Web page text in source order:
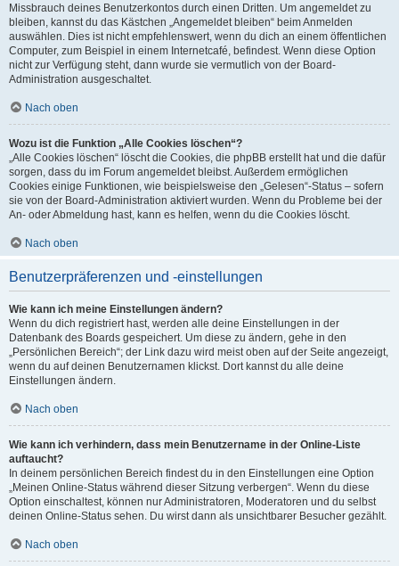
Missbrauch deines Benutzerkontos durch einen Dritten. Um angemeldet zu
bleiben, kannst du das Kästchen „Angemeldet bleiben“ beim Anmelden
auswählen. Dies ist nicht empfehlenswert, wenn du dich an einem öffentlichen
Computer, zum Beispiel in einem Internetcafé, befindest. Wenn diese Option
nicht zur Verfügung steht, dann wurde sie vermutlich von der Board-
Administration ausgeschaltet.
Nach oben
Wozu ist die Funktion „Alle Cookies löschen“?
„Alle Cookies löschen“ löscht die Cookies, die phpBB erstellt hat und die dafür
sorgen, dass du im Forum angemeldet bleibst. Außerdem ermöglichen
Cookies einige Funktionen, wie beispielsweise den „Gelesen“-Status – sofern
sie von der Board-Administration aktiviert wurden. Wenn du Probleme bei der
An- oder Abmeldung hast, kann es helfen, wenn du die Cookies löscht.
Nach oben
Benutzerpräferenzen und -einstellungen
Wie kann ich meine Einstellungen ändern?
Wenn du dich registriert hast, werden alle deine Einstellungen in der
Datenbank des Boards gespeichert. Um diese zu ändern, gehe in den
„Persönlichen Bereich“; der Link dazu wird meist oben auf der Seite angezeigt,
wenn du auf deinen Benutzernamen klickst. Dort kannst du alle deine
Einstellungen ändern.
Nach oben
Wie kann ich verhindern, dass mein Benutzername in der Online-Liste
auftaucht?
In deinem persönlichen Bereich findest du in den Einstellungen eine Option
„Meinen Online-Status während dieser Sitzung verbergen“. Wenn du diese
Option einschaltest, können nur Administratoren, Moderatoren und du selbst
deinen Online-Status sehen. Du wirst dann als unsichtbarer Besucher gezählt.
Nach oben